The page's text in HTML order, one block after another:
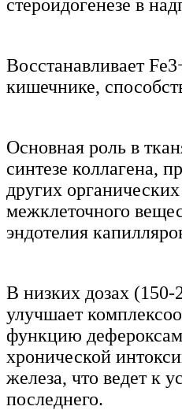
стероидогенезе в
Восстанавливает
кишечнике,
Основная роль в
синтезе коллагена,
других
межклеточного
эндотелия
В низких дозах (150-
улучшает
функцию
хронической
железа, что ведет к
последнего.